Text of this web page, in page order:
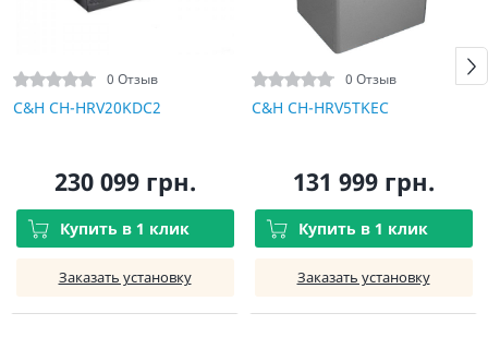
0 Отзыв
C&H CH-HRV20KDC2
230 099 грн.
Купить в 1 клик
Заказать установку
0 Отзыв
C&H CH-HRV5TKEC
131 999 грн.
Купить в 1 клик
Заказать установку